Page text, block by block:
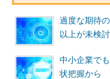
過度な期待
以上が未検討
中小企業で
状把握から